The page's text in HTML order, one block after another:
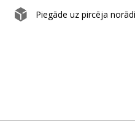
Piegāde uz pircēja